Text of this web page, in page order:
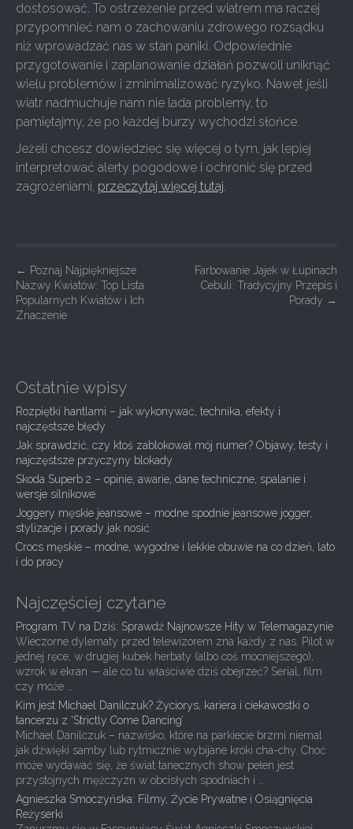
dostosować. To ostrzeżenie przed wiatrem ma raczej
przypomnieć nam o zachowaniu zdrowego rozsądku
niż wprowadzać nas w stan paniki. Odpowiednie
przygotowanie i zaplanowanie działań pozwoli uniknąć
wielu problemów i zminimalizować ryzyko. Nawet jeśli
wiatr nadmuchuje nam nie lada problemy, to
pamiętajmy, że po każdej burzy wychodzi słońce.
Jeżeli chcesz dowiedzieć się więcej o tym, jak lepiej
interpretować alerty pogodowe i ochronić się przed
zagrożeniami, przeczytaj więcej tutaj.
P
o
s
a
v
i
g
a
t
i
o
n
← Poznaj Najpiękniejsze
Nazwy Kwiatów: Top Lista
Popularnych Kwiatów i Ich
Znaczenie
Farbowanie Jajek w Łupinach
Cebuli: Tradycyjny Przepis i
Porady →
Ostatnie wpisy
Rozpiętki hantlami – jak wykonywać, technika, efekty i
najczęstsze błędy
Jak sprawdzić, czy ktoś zablokował mój numer? Objawy, testy i
najczęstsze przyczyny blokady
Skoda Superb 2 – opinie, awarie, dane techniczne, spalanie i
wersje silnikowe
Joggery męskie jeansowe – modne spodnie jeansowe jogger,
stylizacje i porady jak nosić
Crocs męskie – modne, wygodne i lekkie obuwie na co dzień, lato
i do pracy
Najczęściej czytane
Program TV na Dziś: Sprawdź Najnowsze Hity w Telemagazynie
Wieczorne dylematy przed telewizorem zna każdy z nas. Pilot w
jednej ręce, w drugiej kubek herbaty (albo coś mocniejszego),
wzrok w ekran — ale co tu właściwie dziś obejrzeć? Serial, film
czy może …
Kim jest Michael Danilczuk? Życiorys, kariera i ciekawostki o
tancerzu z 'Strictly Come Dancing’
Michael Danilczuk – nazwisko, które na parkiecie brzmi niemal
jak dźwięki samby lub rytmicznie wybijane kroki cha-chy. Choć
może wydawać się, że świat tanecznych show pełen jest
przystojnych mężczyzn w obcisłych spodniach i …
Agnieszka Smoczyńska: Filmy, Życie Prywatne i Osiągnięcia
Reżyserki